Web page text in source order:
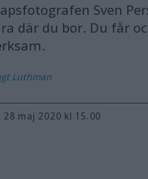
Sven
där du bor. Du får
Luthman
28 maj 2020 kl 15.00